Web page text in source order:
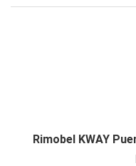
Rimobel KWAY